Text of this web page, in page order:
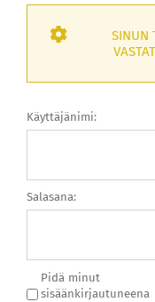
SINUN
Käyttäjänimi:
Salasana:
Pidä minut
sisäänkirjautuneena